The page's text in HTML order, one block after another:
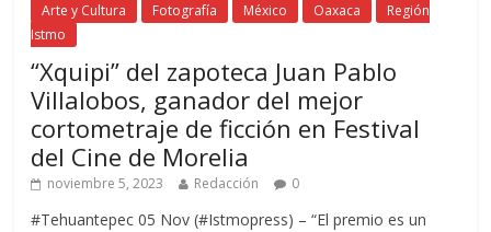
Arte y Cultura Fotografía México Oaxaca
Región
Istmo
“Xquipi” del zapoteca Juan Pablo
Villalobos, ganador del mejor
cortometraje de ficción en Festival
del Cine de Morelia
noviembre 5, 2023 Redacción 0
#Tehuantepec 05 Nov (#Istmopress) – “El premio es un